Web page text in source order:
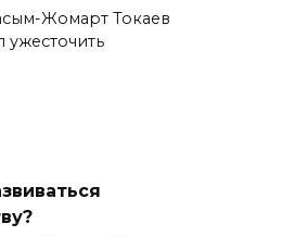
Жомарт Токаев
ужесточить